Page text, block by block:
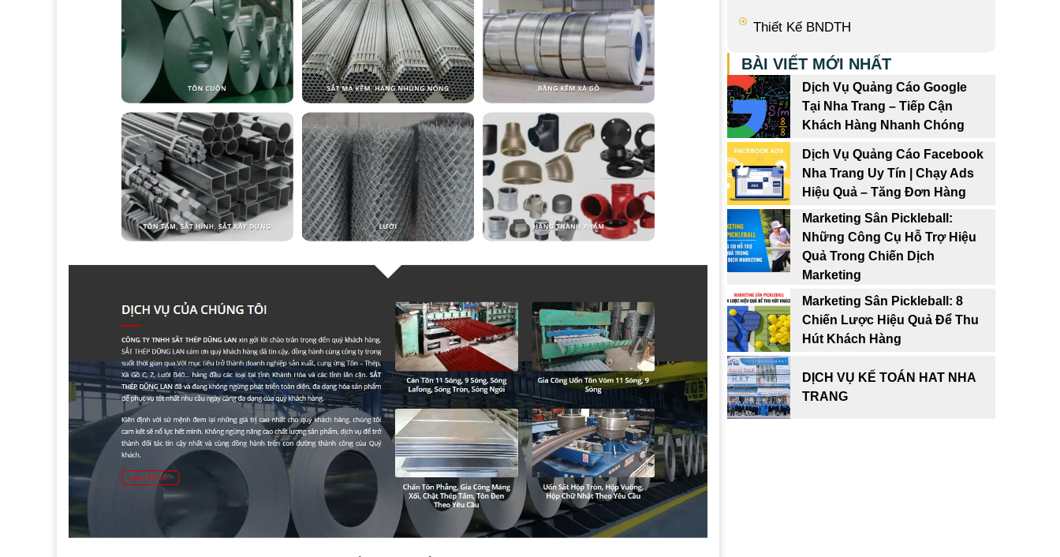
Thiết Kế BNDTH
BÀI VIẾT MỚI NHẤT
Dịch Vụ Quảng Cáo Google
Tại Nha Trang – Tiếp Cận
Khách Hàng Nhanh Chóng
Dịch Vụ Quảng Cáo Facebook
Nha Trang Uy Tín | Chạy Ads
Hiệu Quả – Tăng Đơn Hàng
Marketing Sân Pickleball:
Những Công Cụ Hỗ Trợ Hiệu
Quả Trong Chiến Dịch
Marketing
Marketing Sân Pickleball: 8
Chiến Lược Hiệu Quả Để Thu
Hút Khách Hàng
DỊCH VỤ KẾ TOÁN HAT NHA
TRANG